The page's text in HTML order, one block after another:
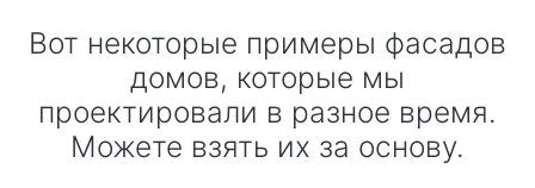
Вот некоторые примеры фасадов
домов, которые мы
проектировали в разное время.
Можете взять их за основу.